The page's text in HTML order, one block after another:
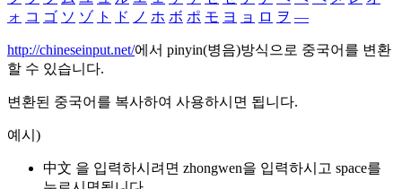
ォ コ ゴ ソ ゾ ト ド ノ ホ ボ ポ モ ヨ ョ ロ ヲ ―
http://chineseinput.net/에서 pinyin(병음)방식으로 중국어를 변환
할 수 있습니다.
변환된 중국어를 복사하여 사용하시면 됩니다.
예시)
中文 을 입력하시려면 zhongwen을 입력하시고 space를